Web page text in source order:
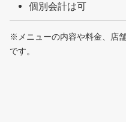
個別会計は可
※メニューの内容や料金、店
です。